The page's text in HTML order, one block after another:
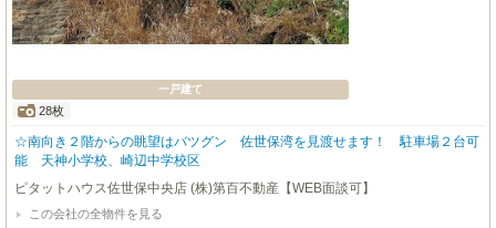
一戸建て
28枚
☆南向き２階からの眺望はバツグン 佐世保湾を見渡せます！ 駐車場２台可
能 天神小学校、崎辺中学校区
ピタットハウス佐世保中央店 (株)第百不動産【WEB面談可】
この会社の全物件を見る